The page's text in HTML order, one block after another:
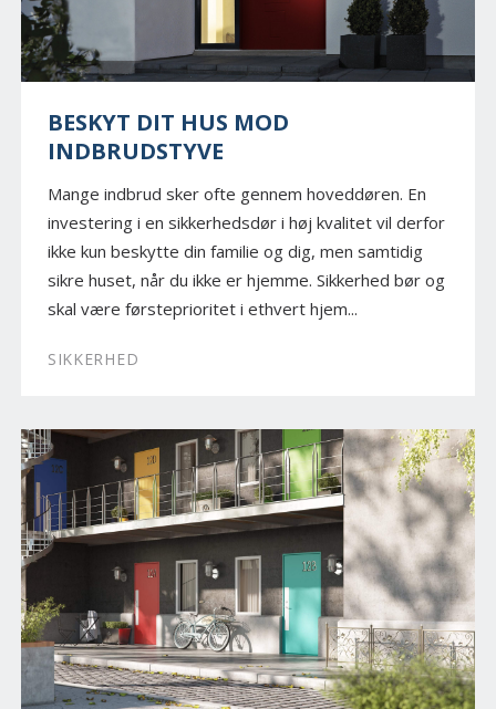
BESKYT DIT HUS MOD
INDBRUDSTYVE
Mange indbrud sker ofte gennem hoveddøren. En
investering i en sikkerhedsdør i høj kvalitet vil derfor
ikke kun beskytte din familie og dig, men samtidig
sikre huset, når du ikke er hjemme. Sikkerhed bør og
skal være førsteprioritet i ethvert hjem...
SIKKERHED